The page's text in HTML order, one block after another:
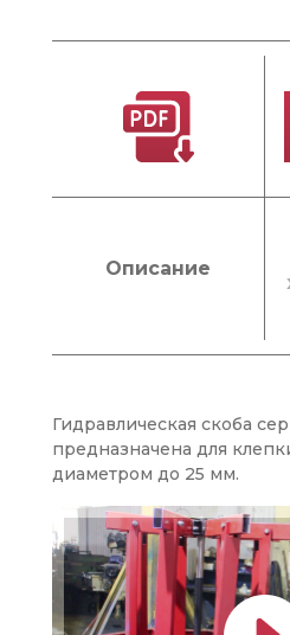
Описание
Гидравлическая скоба
предназначена для
диаметром до 25 мм.